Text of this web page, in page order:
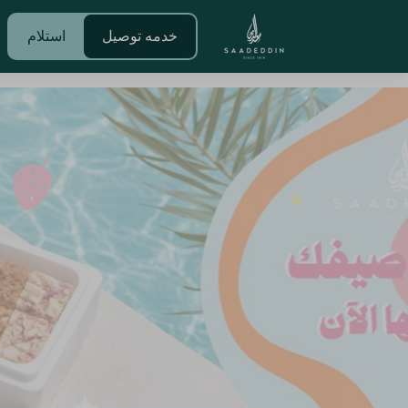
خدمه توصيل استلام